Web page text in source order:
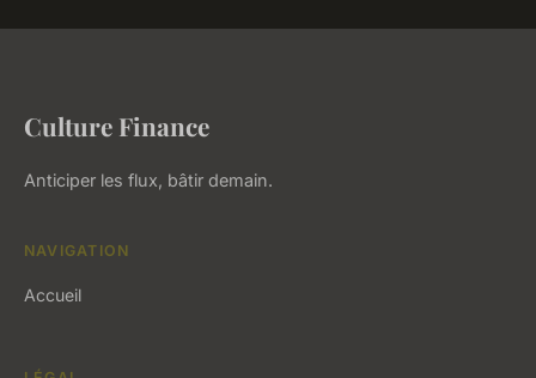
Culture Finance
Anticiper les flux, bâtir demain.
NAVIGATION
Accueil